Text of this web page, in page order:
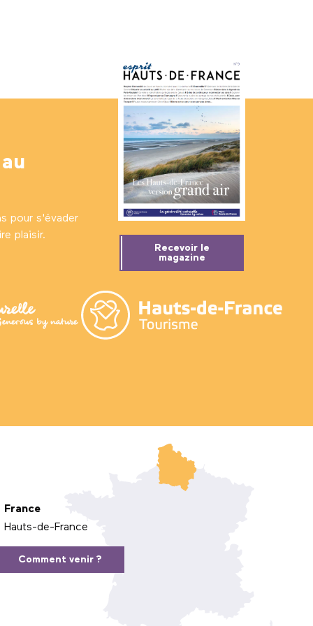
pour s'évader
plaisir.
Recevoir le
magazine
France
Hauts-de-France
Comment venir ?